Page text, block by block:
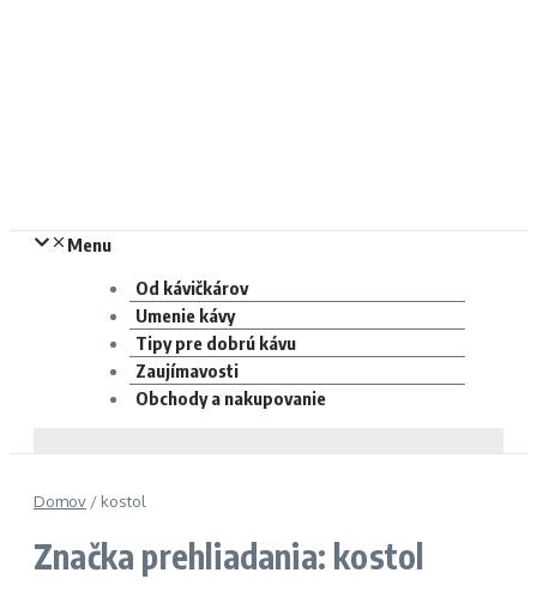
Menu
Od kávičkárov
Umenie kávy
Tipy pre dobrú kávu
Zaujímavosti
Obchody a nakupovanie
Domov / kostol
Značka prehliadania: kostol